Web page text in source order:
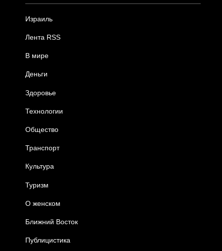
Израиль
Лента RSS
В мире
Деньги
Здоровье
Технологии
Общество
Транспорт
Культура
Туризм
О женском
Ближний Восток
Публицистика